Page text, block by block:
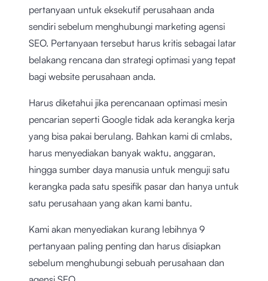
pertanyaan untuk eksekutif perusahaan anda
sendiri sebelum menghubungi marketing agensi
SEO. Pertanyaan tersebut harus kritis sebagai latar
belakang rencana dan strategi optimasi yang tepat
bagi website perusahaan anda.
Harus diketahui jika perencanaan optimasi mesin
pencarian seperti Google tidak ada kerangka kerja
yang bisa pakai berulang. Bahkan kami di cmlabs,
harus menyediakan banyak waktu, anggaran,
hingga sumber daya manusia untuk menguji satu
kerangka pada satu spesifik pasar dan hanya untuk
satu perusahaan yang akan kami bantu.
Kami akan menyediakan kurang lebihnya 9
pertanyaan paling penting dan harus disiapkan
sebelum menghubungi sebuah perusahaan dan